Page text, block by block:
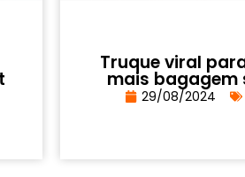
Truque viral
mais bagagem
29/08/2024